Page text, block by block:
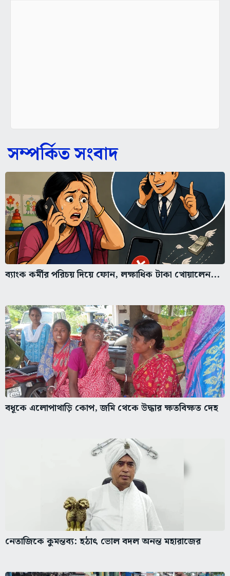
সম্পর্কিত সংবাদ
ব্যাংক কর্মীর পরিচয় দিয়ে ফোন, লক্ষাধিক টাকা খোয়ালেন...
বধূকে এলোপাথাড়ি কোপ, জমি থেকে উদ্ধার ক্ষতবিক্ষত দেহ
নেতাজিকে কুমন্তব্য: হঠাৎ ভোল বদল অনন্ত মহারাজের